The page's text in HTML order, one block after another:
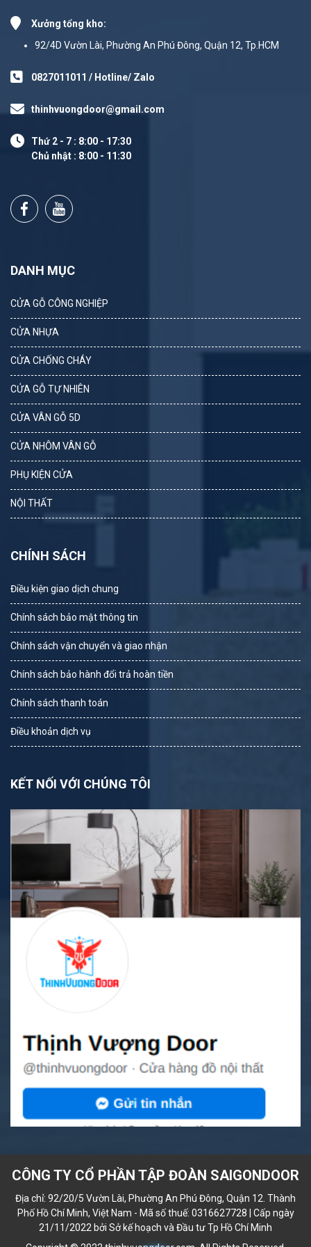
Xưởng tổng kho:
92/4D Vườn Lài, Phường An Phú Đông, Quận 12, Tp.HCM
0827011011 / Hotline/ Zalo
thinhvuongdoor@gmail.com
Thứ 2 - 7 : 8:00 - 17:30
Chủ nhật : 8:00 - 11:30
DANH MỤC
CỬA GỖ CÔNG NGHIỆP
CỬA NHỰA
CỬA CHỐNG CHÁY
CỬA GỖ TỰ NHIÊN
CỬA VÂN GỖ 5D
CỬA NHÔM VÂN GỖ
PHỤ KIỆN CỬA
NỘI THẤT
CHÍNH SÁCH
Điều kiện giao dịch chung
Chính sách bảo mật thông tin
Chính sách vận chuyển và giao nhận
Chính sách bảo hành đổi trả hoàn tiền
Chính sách thanh toán
Điều khoản dịch vụ
KẾT NỐI VỚI CHÚNG TÔI
CÔNG TY CỔ PHẦN TẬP ĐOÀN SAIGONDOOR
Địa chỉ: 92/20/5 Vườn Lài, Phường An Phú Đông, Quận 12. Thành
Phố Hồ Chí Minh, Việt Nam - Mã số thuế: 0316627728 | Cấp ngày
21/11/2022 bởi Sở kế hoạch và Đầu tư Tp Hồ Chí Minh